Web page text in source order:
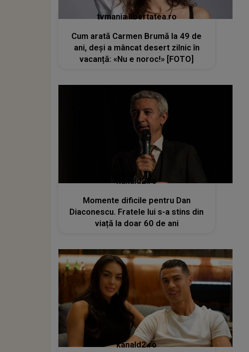
tvmania.libertatea.ro
Cum arată Carmen Brumă la 49 de
ani, deși a mâncat desert zilnic în
vacanță: «Nu e noroc!» [FOTO]
kanald2.ro
Momente dificile pentru Dan
Diaconescu. Fratele lui s-a stins din
viață la doar 60 de ani
kanald2.ro